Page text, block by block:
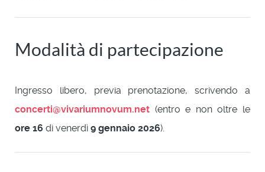
Modalità di partecipazione
Ingresso libero, previa prenotazione, scrivendo a
concerti@vivariumnovum.net (entro e non oltre le
ore 16 di venerdì 9 gennaio 2026).